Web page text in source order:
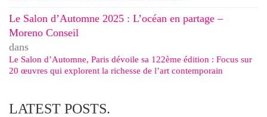
Le Salon d’Automne 2025 : L’océan en partage –
Moreno Conseil
dans
Le Salon d’Automne, Paris dévoile sa 122ème édition : Focus sur
20 œuvres qui explorent la richesse de l’art contemporain
LATEST POSTS.